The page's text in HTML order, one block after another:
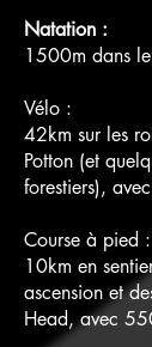
Natation :
1500m dans
Vélo :
42km sur les
Potton (et
forestiers),
Course à pied :
10km en
ascension et
Head, avec